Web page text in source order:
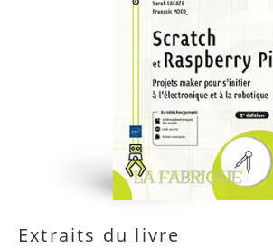
Extraits du livre